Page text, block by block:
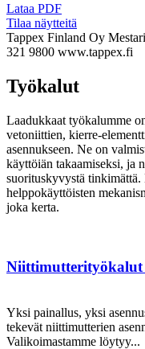
Lataa PDF
Tilaa näytteitä
Tappex Finland Oy
321 9800 www.tappex.fi
Työkalut
Laadukkaat työkalumme
vetoniittien, kierre-
asennukseen. Ne on
käyttöiän takaamiseksi, ja
suorituskyvystä
helppokäyttöisten
joka kerta.
Niittimutterityökalut
Yksi painallus, yksi
tekevät niittimutterien
Valikoimastamme löytyy...